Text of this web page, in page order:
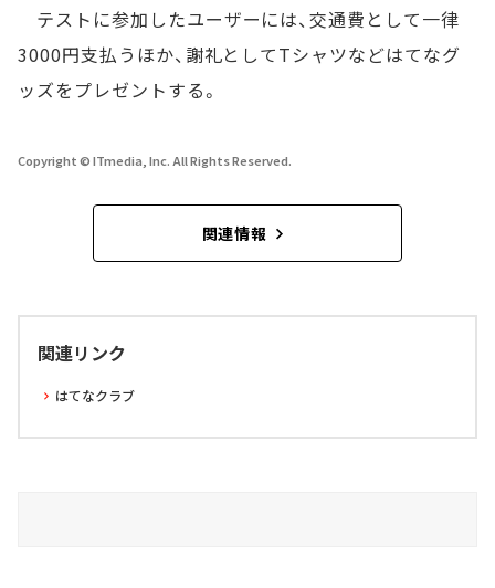
テストに参加したユーザーには、交通費として一律
3000円支払うほか、謝礼としてTシャツなどはてなグ
ッズをプレゼントする。
Copyright © ITmedia, Inc. All Rights Reserved.
関連情報
関連リンク
はてなクラブ